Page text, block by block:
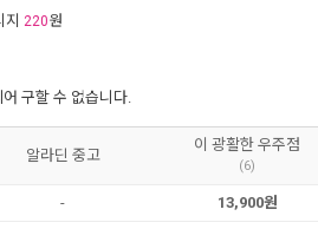
220원
구할 수 없습니다.
알라딘 중고
이 광활한 우주점
(6)
- 13,900원